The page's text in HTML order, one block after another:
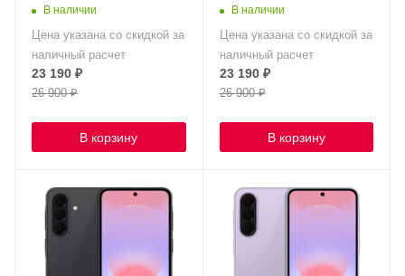
В наличии
Цена указана со скидкой за
наличный расчет
23 190 ₽
26 900₽
В корзину
В наличии
Цена указана со скидкой за
наличный расчет
23 190₽
26 900₽
В корзину